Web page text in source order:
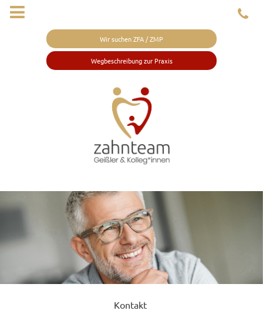
Wir suchen ZFA / ZMP
Wegbeschreibung zur Praxis
Kontakt